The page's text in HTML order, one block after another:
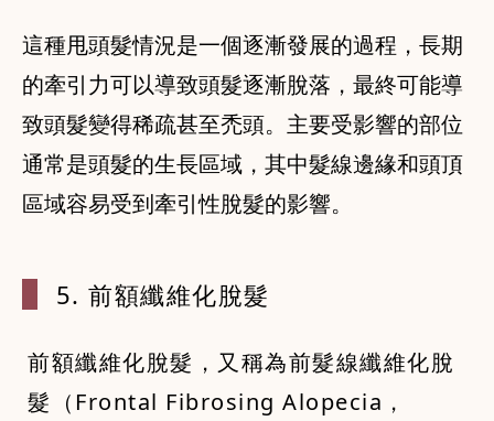
這種甩頭髮情況是一個逐漸發展的過程，長期
的牽引力可以導致頭髮逐漸脫落，最終可能導
致頭髮變得稀疏甚至禿頭。主要受影響的部位
通常是頭髮的生長區域，其中髮線邊緣和頭頂
區域容易受到牽引性脫髮的影響。
5. 前額纖維化脫髮
前額纖維化脫髮，又稱為前髮線纖維化脫
髮（Frontal Fibrosing Alopecia，